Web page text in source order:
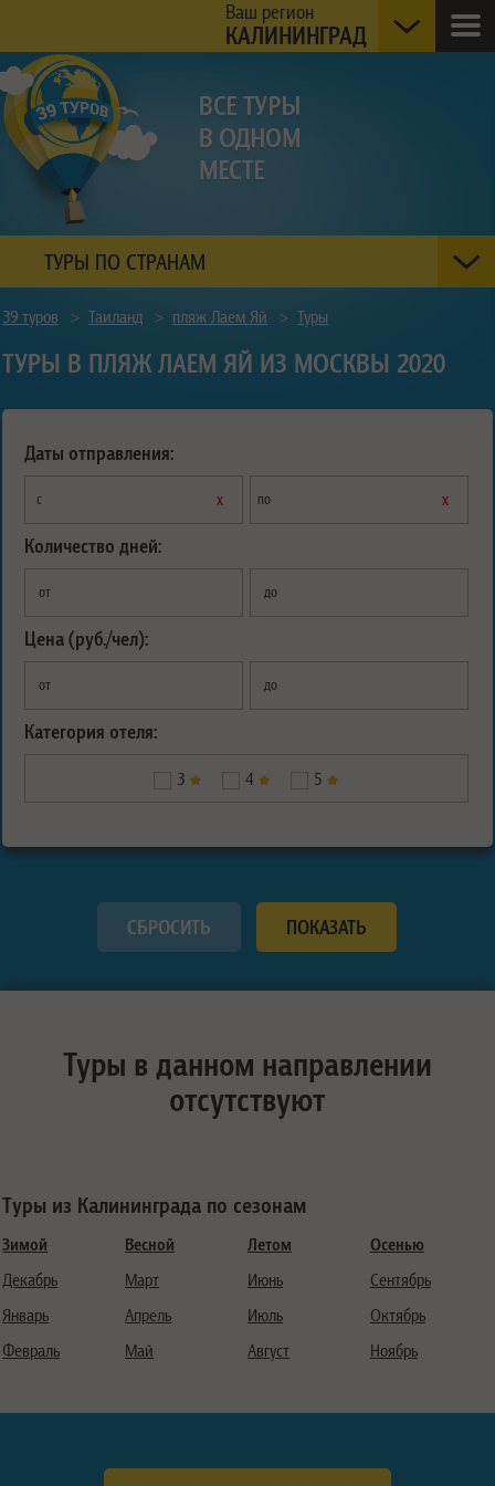
Ваш регион
КАЛИНИНГРАД
ТУРЫ ПО СТРАНАМ
39 туров > Таиланд > пляж Лаем Яй > Туры
ТУРЫ В ПЛЯЖ ЛАЕМ ЯЙ ИЗ МОСКВЫ 2020
Даты отправления:
с х по х
Количество дней:
от до
Цена (руб./чел):
от до
Категория отеля:
3 4 5
Туры в данном направлении
отсутствуют
Туры из Калининграда по сезонам
Зимой
Декабрь
Январь
Февраль
Весной
Март
Апрель
Май
Летом
Июнь
Июль
Август
Осенью
Сентябрь
Октябрь
Ноябрь